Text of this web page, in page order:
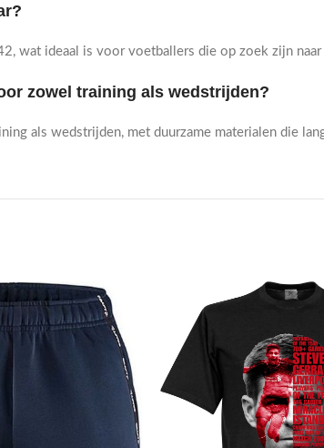
wat ideaal is voor voetballers die op zoek zijn
zowel training als wedstrijden?
als wedstrijden, met duurzame materialen die